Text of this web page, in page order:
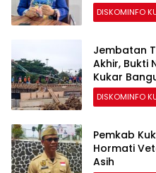
DISKOMINFO
Jembatan
Akhir, Bukti
Kukar
DISKOMINFO
Pemkab
Hormati
Asih